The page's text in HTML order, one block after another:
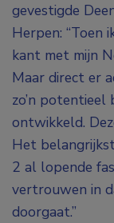
gevestigde
Herpen: “Toen
kant met mijn
Maar direct er
zo’n potentieel
ontwikkeld.
Het
2 al lopende
vertrouwen in
doorgaat.”